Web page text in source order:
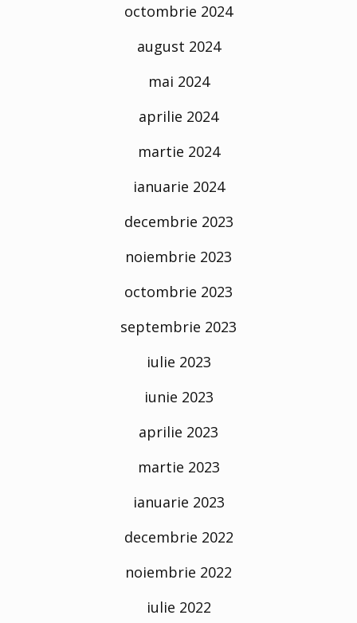
octombrie 2024
august 2024
mai 2024
aprilie 2024
martie 2024
ianuarie 2024
decembrie 2023
noiembrie 2023
octombrie 2023
septembrie 2023
iulie 2023
iunie 2023
aprilie 2023
martie 2023
ianuarie 2023
decembrie 2022
noiembrie 2022
iulie 2022